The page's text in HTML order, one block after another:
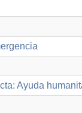
Ayuda